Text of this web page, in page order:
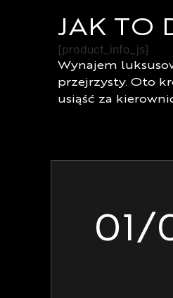
JAK TO
[product_info_js]
Wynajem
przejrzysty. Oto
usiąść za
01/